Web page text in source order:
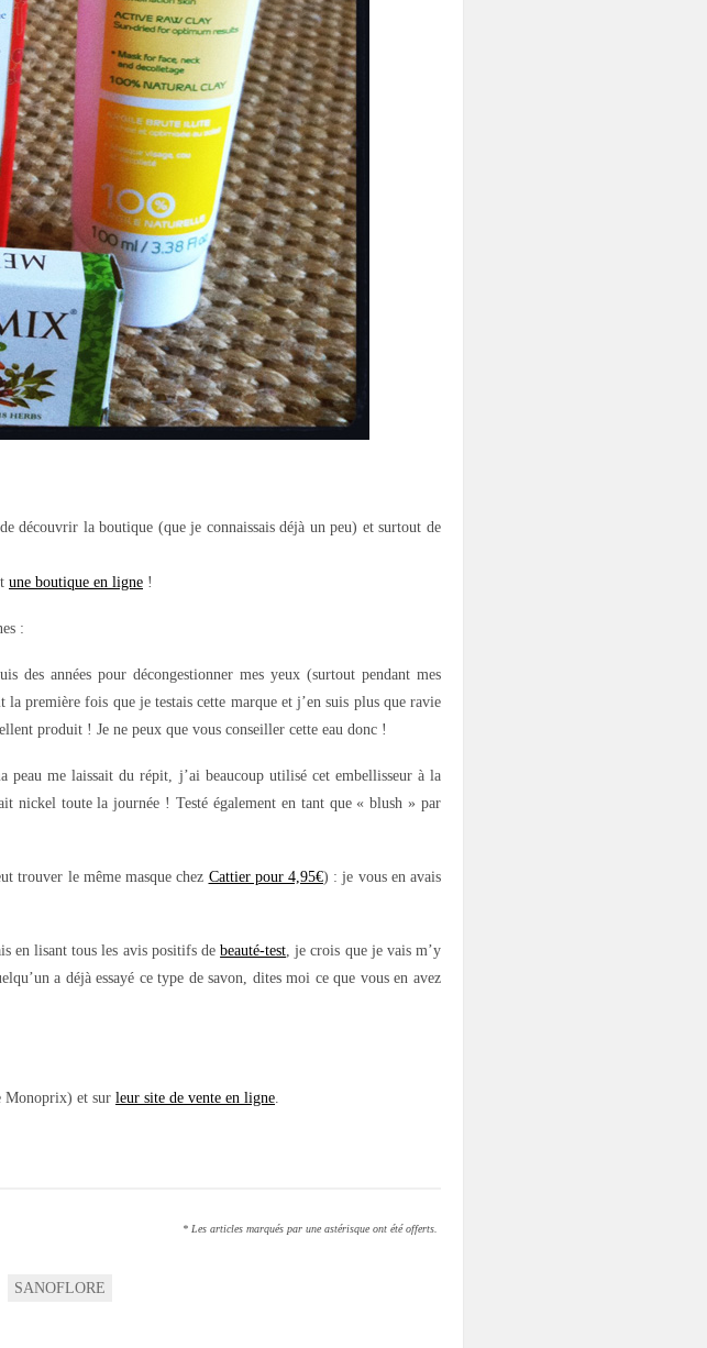
découvrir la boutique (que je connaissais déjà un peu) et surtout de
une boutique en ligne !
:
des années pour décongestionner mes yeux (surtout pendant mes
première fois que je testais cette marque et j’en suis plus que ravie
produit ! Je ne peux que vous conseiller cette eau donc !
peau me laissait du répit, j’ai beaucoup utilisé cet embellisseur à la
nickel toute la journée ! Testé également en tant que « blush » par
trouver le même masque chez Cattier pour 4,95€) : je vous en avais
en lisant tous les avis positifs debeauté-test, je crois que je vais m’y
a déjà essayé ce type de savon, dites moi ce que vous en avez
Monoprix) et sur leur site de vente en ligne.
* Les articles marqués par une astérisque ont été offerts.
SANOFLORE